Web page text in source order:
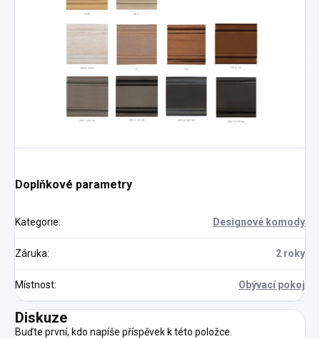
Doplňkové parametry
Kategorie: Designové komody
Záruka: 2 roky
Místnost: Obývací pokoj
Diskuze
Buďte první, kdo napíše příspěvek k této položce.